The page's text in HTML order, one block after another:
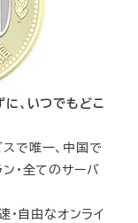
、いつでもどこ
で唯一、中国で
・全てのサーバ
・自由なオンライ